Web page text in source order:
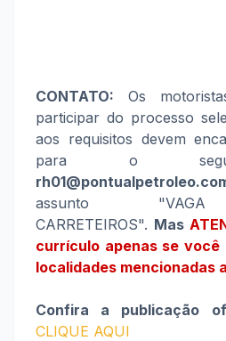
CONTATO:
Os
participar do processo
aos requisitos devem
para o
assunto "VAGA
CARRETEIROS". Mas
currículo apenas se você
localidades mencionadas
Confira a publicação
CLIQUE AQUI